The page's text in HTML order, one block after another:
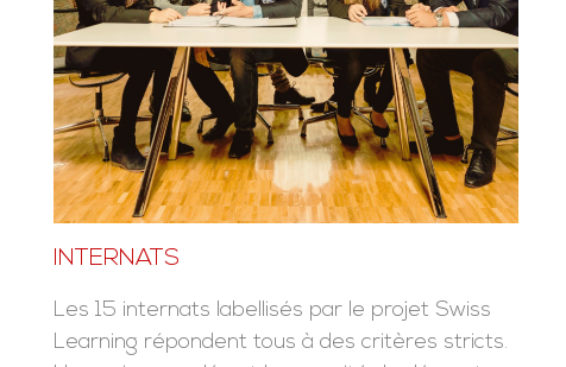
INTERNATS
Les 15 internats labellisés par le projet Swiss
Learning répondent tous à des critères stricts.